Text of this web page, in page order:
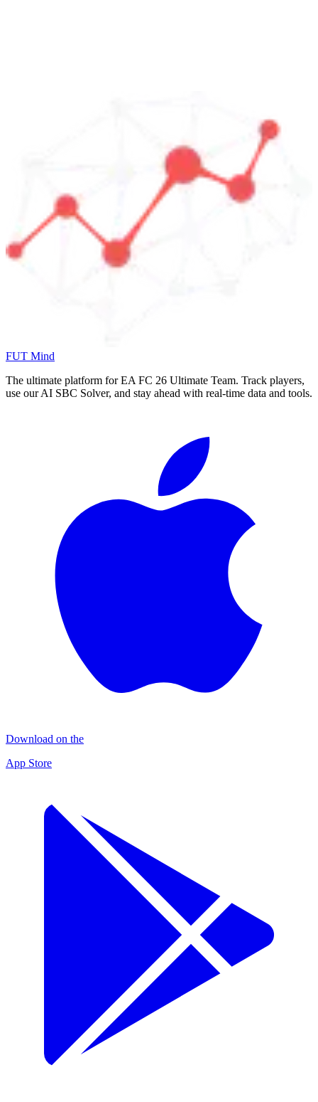
FUT Mind
The ultimate platform for EA FC 26 Ultimate Team. Track players,
use our AI SBC Solver, and stay ahead with real-time data and tools.
Download on the
App Store